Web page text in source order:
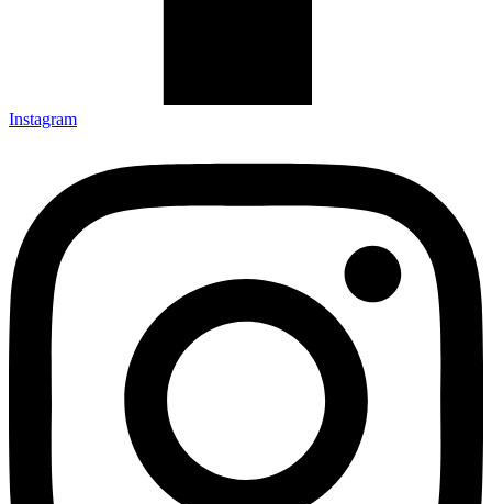
Instagram